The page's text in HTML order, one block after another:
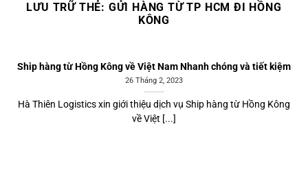
LƯU TRỮ THẺ: GỬI HÀNG TỪ TP HCM ĐI HỒNG
KÔNG
Ship hàng từ Hồng Kông về Việt Nam Nhanh chóng và tiết kiệm
26 Tháng 2, 2023
Hà Thiên Logistics xin giới thiệu dịch vụ Ship hàng từ Hồng Kông
về Việt [...]